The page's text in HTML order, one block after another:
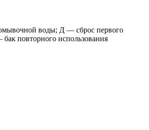
воды; Д — сброс первого
повторного использования